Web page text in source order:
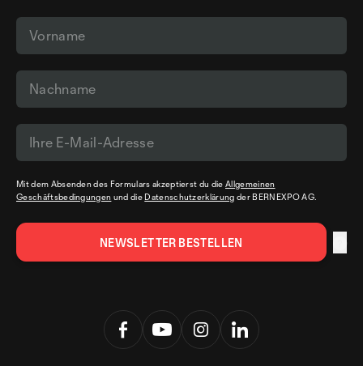
Mit dem Absenden des Formulars akzeptierst du dieAllgemeinen
Geschäftsbedingungen und die Datenschutzerklärung der BERNEXPO AG.